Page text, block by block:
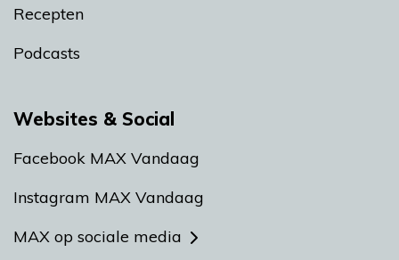
Recepten
Podcasts
Websites & Social
Facebook MAX Vandaag
Instagram MAX Vandaag
MAX op sociale media